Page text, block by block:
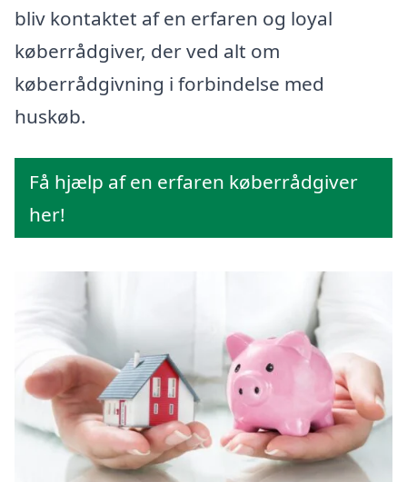
bliv kontaktet af en erfaren og loyal
køberrådgiver, der ved alt om
køberrådgivning i forbindelse med
huskøb.
Få hjælp af en erfaren køberrådgiver
her!